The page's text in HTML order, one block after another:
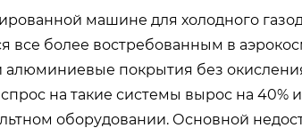
машине для холодного
более востребованным в
алюминиевые покрытия без
на такие системы вырос на 40%
оборудовании. Основной